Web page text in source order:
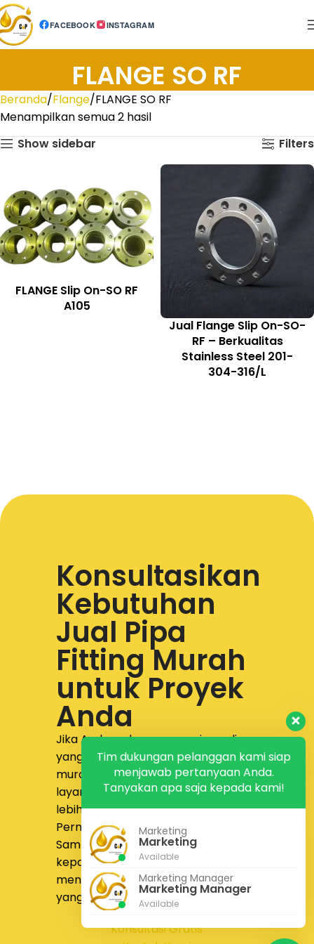
FACEBOOK INSTAGRAM
FLANGE SO RF
Beranda Flange FLANGE SO RF
Menampilkan semua 2 hasil
Show sidebar
Filters
FLANGE Slip On-SO RF
A105
Jual Flange Slip On-SO-
RF – Berkualitas
Stainless Steel 201-
304-316/L
Konsultasikan
Kebutuhan
Jual Pipa
Fitting Murah
untuk Proyek
Anda
Jika Anda sedang mencari supplier
yang menyediakanjual pipa fitting
murah dengan produk lengkap,
layanan responsif, dan proses yang
lebih nyaman,PT Calista Anugrah
Permatasiap membantu.
Sampaikan kebutuhan proyek Anda
kepada tim kami untuk
mendapatkan solusi pengadaan
yang lebih tepat dan efisien.
Konsultasi Gratis
Tim dukungan pelanggan kami siap
menjawab pertanyaan Anda.
Tanyakan apa saja kepada kami!
Marketing
Marketing
Available
Marketing Manager
Marketing Manager
Available